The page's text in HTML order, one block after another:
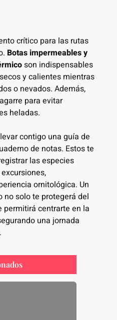
crítico para las rutas
Botas impermeables y
son indispensables
y calientes mientras
o nevados. Además,
para evitar
heladas.
contigo una guía de
de notas. Estos te
las especies
ornitológica. Un
solo te protegerá del
centrarte en la
una jornada